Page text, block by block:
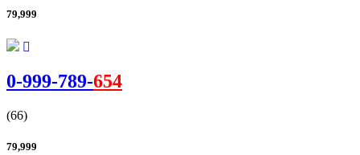
79,999
0-999-789-654
(66)
79,999